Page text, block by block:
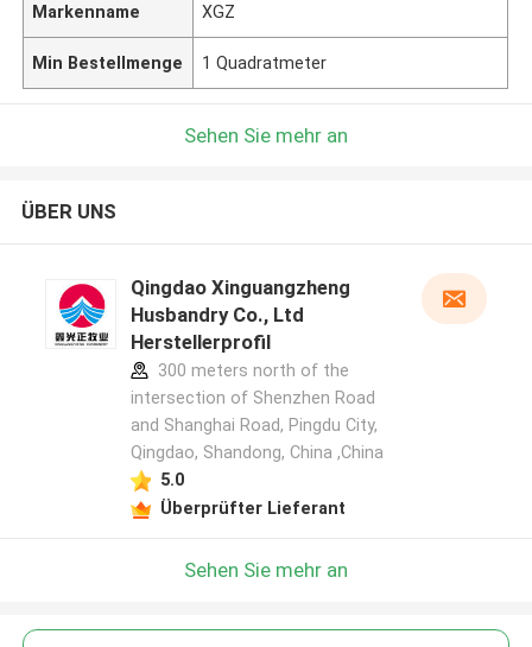
Markenname XGZ
Min Bestellmenge 1 Quadratmeter
Sehen Sie mehr an
ÜBER UNS
Qingdao Xinguangzheng
Husbandry Co., Ltd
Herstellerprofil
300 meters north of the
intersection of Shenzhen Road
and Shanghai Road, Pingdu City,
Qingdao, Shandong, China ,China
5.0
Überprüfter Lieferant
Sehen Sie mehr an